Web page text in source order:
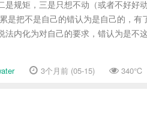
是规矩，三是只想不动（或者不好好
是把不是自己的错认为是自己的，有
法内化为对自己的要求，错认为是不
3个月前 (05-15) 340℃